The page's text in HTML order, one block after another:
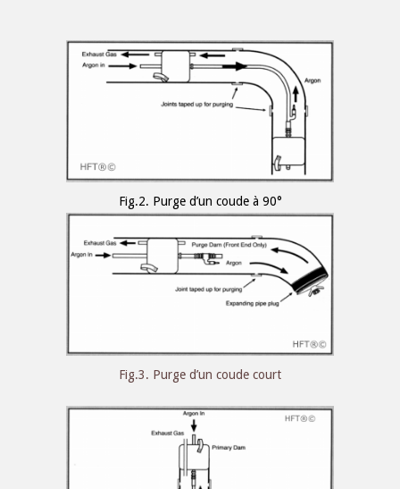
Fig.2. Purge d’un coude à 90°
Fig.3. Purge d’un coude court